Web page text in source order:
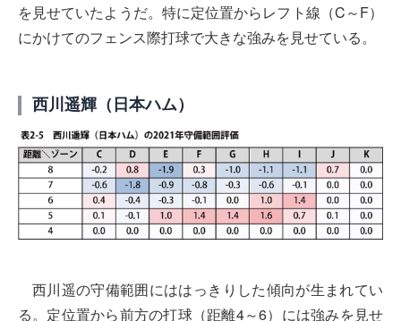
を見せていたようだ。特に定位置からレフト線（C～F）
にかけてのフェンス際打球で大きな強みを見せている。
西川遥輝（日本ハム）
西川遥の守備範囲にははっきりした傾向が生まれてい
る。定位置から前方の打球（距離4～6）には強みを見せ